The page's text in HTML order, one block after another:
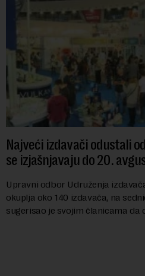
Najveći izdavači odustali
se izjašnjavaju do 20.
Upravni odbor Udruženja
okuplja oko 140 izdavača, na
sugerisao je svojim članicama da